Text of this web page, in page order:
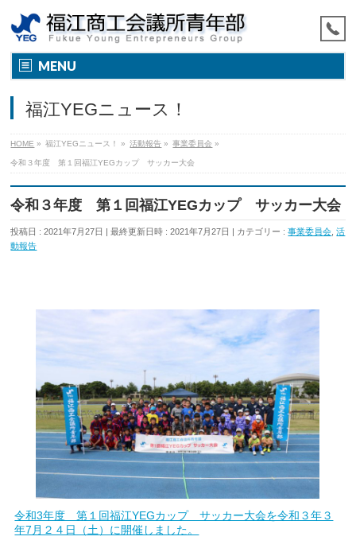
MENU
福江YEGニュース！
HOME » 福江YEGニュース！ » 活動報告 » 事業委員会 »
令和３年度 第１回福江YEGカップ サッカー大会
令和３年度 第１回福江YEGカップ サッカー大会
投稿日 : 2021年7月27日 最終更新日時 : 2021年7月27日 カテゴリー :事業委員会 ,活
動報告
令和3年度 第１回福江YEGカップ サッカー大会を令和３年３
年7月２４日（土）に開催しました。